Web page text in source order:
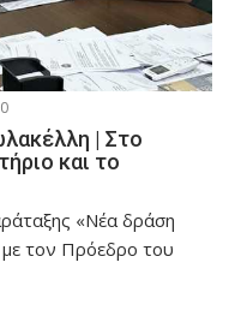
0
| Στο
και το
«Νέα δράση
τον Πρόεδρο του